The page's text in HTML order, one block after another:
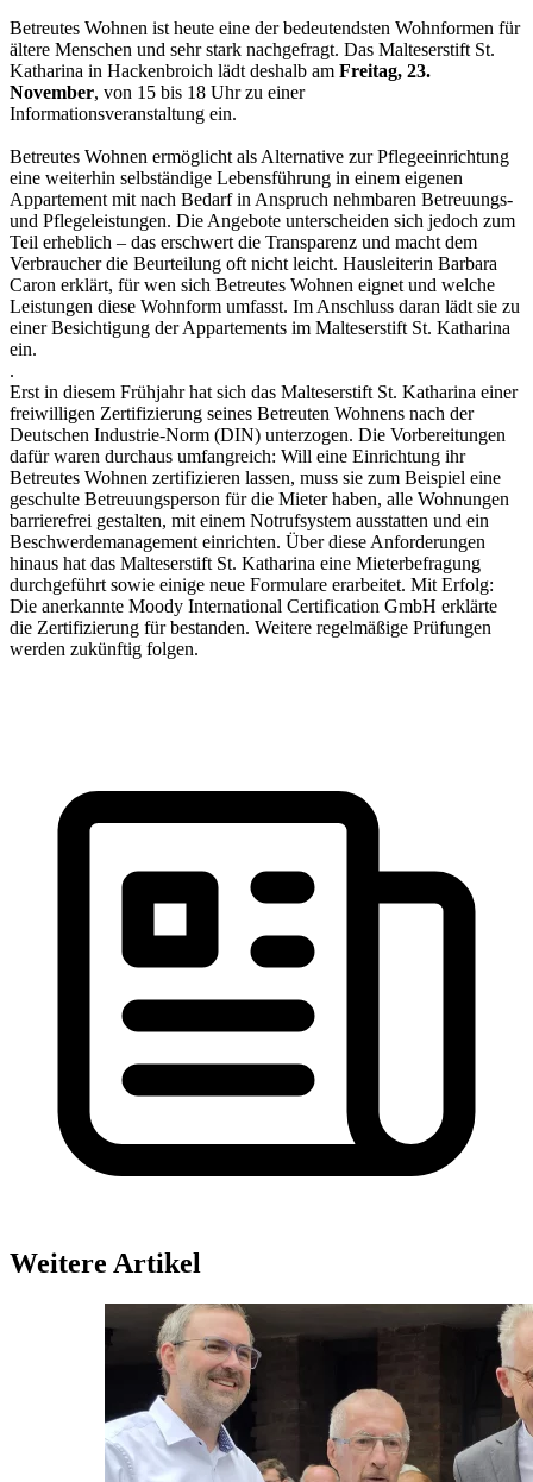
Betreutes Wohnen ist heute eine der bedeutendsten Wohnformen für
ältere Menschen und sehr stark nachgefragt. Das Malteserstift St.
Katharina in Hackenbroich lädt deshalb am Freitag, 23.
November, von 15 bis 18 Uhr zu einer
Informationsveranstaltung ein.
Betreutes Wohnen ermöglicht als Alternative zur Pflegeeinrichtung
eine weiterhin selbständige Lebensführung in einem eigenen
Appartement mit nach Bedarf in Anspruch nehmbaren Betreuungs-
und Pflegeleistungen. Die Angebote unterscheiden sich jedoch zum
Teil erheblich – das erschwert die Transparenz und macht dem
Verbraucher die Beurteilung oft nicht leicht. Hausleiterin Barbara
Caron erklärt, für wen sich Betreutes Wohnen eignet und welche
Leistungen diese Wohnform umfasst. Im Anschluss daran lädt sie zu
einer Besichtigung der Appartements im Malteserstift St. Katharina
ein.
.
Erst in diesem Frühjahr hat sich das Malteserstift St. Katharina einer
freiwilligen Zertifizierung seines Betreuten Wohnens nach der
Deutschen Industrie-Norm (DIN) unterzogen. Die Vorbereitungen
dafür waren durchaus umfangreich: Will eine Einrichtung ihr
Betreutes Wohnen zertifizieren lassen, muss sie zum Beispiel eine
geschulte Betreuungsperson für die Mieter haben, alle Wohnungen
barrierefrei gestalten, mit einem Notrufsystem ausstatten und ein
Beschwerdemanagement einrichten. Über diese Anforderungen
hinaus hat das Malteserstift St. Katharina eine Mieterbefragung
durchgeführt sowie einige neue Formulare erarbeitet. Mit Erfolg:
Die anerkannte Moody International Certification GmbH erklärte
die Zertifizierung für bestanden. Weitere regelmäßige Prüfungen
werden zukünftig folgen.
Weitere Artikel